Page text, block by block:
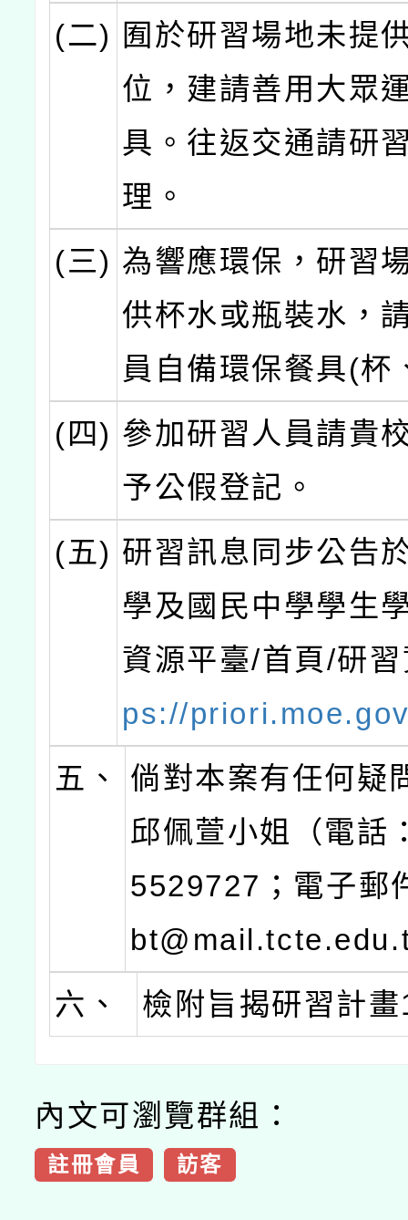
(二) 囿於研習場地未提
位，建請善用大眾
具。往返交通請研
理。
(三) 為響應環保，研習
供杯水或瓶裝水，
員自備環保餐具(杯
(四) 參加研習人員請貴
予公假登記。
(五) 研習訊息同步公告
學及國民中學學生
資源平臺/首頁/研
ps://
五、
倘對本案有任何疑
邱佩萱小姐（電話
5529727；電子郵
六、
檢附旨揭研習計
內文可瀏覽群組：
註冊會員 訪客